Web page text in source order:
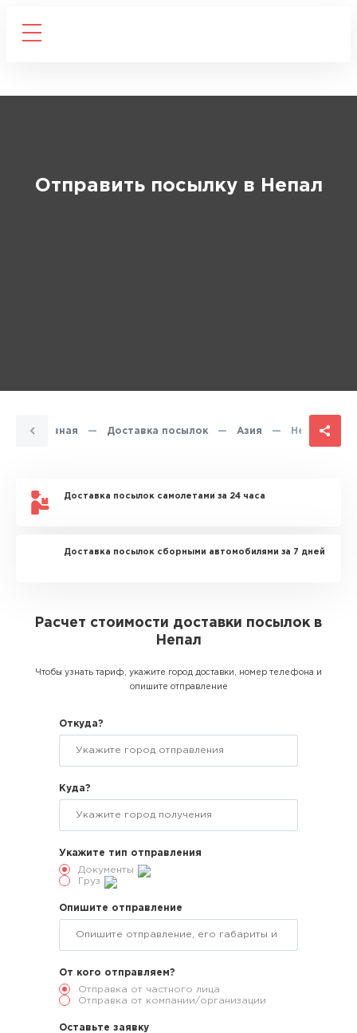
Отправить посылку в Непал
Главная — Доставка посылок — Азия — Непал
Доставка посылок самолетами за 24 часа
Доставка посылок сборными автомобилями за 7 дней
Расчет стоимости доставки посылок в
Непал
Чтобы узнать тариф, укажите город доставки, номер телефона и
опишите отправление
Откуда?
Куда?
Укажите тип отправления
Документы
Груз
Опишите отправление
От кого отправляем?
Отправка от частного лица
Отправка от компании/организации
Оставьте заявку